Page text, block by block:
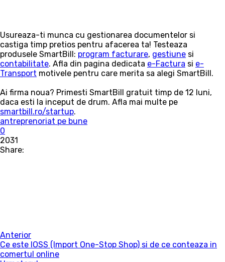
Usureaza-ti munca cu gestionarea documentelor si
castiga timp pretios pentru afacerea ta! Testeaza
produsele SmartBill: program facturare, gestiune si
contabilitate. Afla din pagina dedicata e-Factura si e-
Transport motivele pentru care merita sa alegi SmartBill.
Ai firma noua? Primesti SmartBill gratuit timp de 12 luni,
daca esti la inceput de drum. Afla mai multe pe
smartbill.ro/startup.
antreprenoriat pe bune
0
2031
Share:
Anterior
Ce este IOSS (Import One-Stop Shop) si de ce conteaza in
comertul online